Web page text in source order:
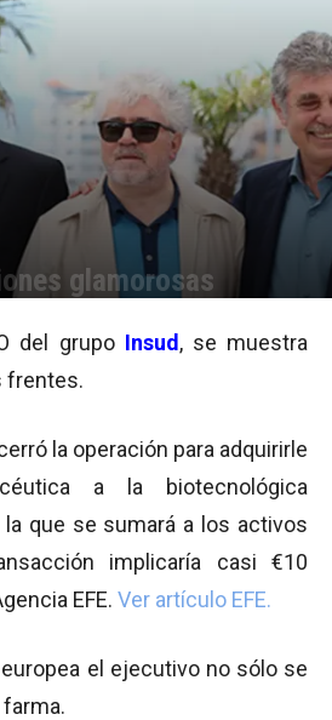
glamorosas
del grupo Insud , se muestra
frentes.
la operación para adquirirle
a la biotecnológica
la que se sumará a los activos
implicaría casi €10
EFE. Ver artículo EFE.
el ejecutivo no sólo se